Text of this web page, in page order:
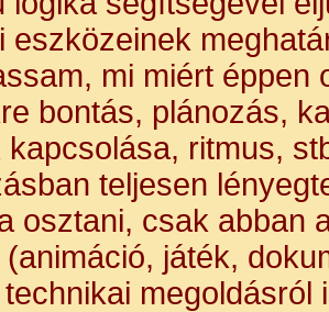
eszközeinek
mi miért éppen
bontás, plánozás,
kapcsolása, ritmus,
teljesen
osztani, csak abban
(animáció, játék,
megoldásról